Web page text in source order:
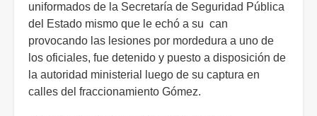
uniformados de la Secretaría de Seguridad Pública
del Estado mismo que le echó a su can
provocando las lesiones por mordedura a uno de
los oficiales, fue detenido y puesto a disposición de
la autoridad ministerial luego de su captura en
calles del fraccionamiento Gómez.